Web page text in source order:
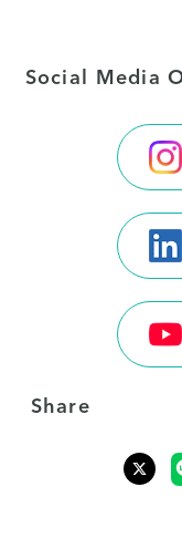
Social Media
Share